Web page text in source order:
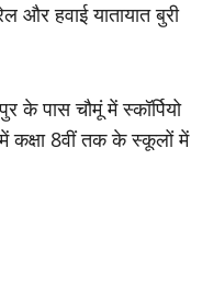
हवाई यातायात बुरी
पास चौमूं में स्कॉर्पियो
कक्षा 8वीं तक के स्कूलों में